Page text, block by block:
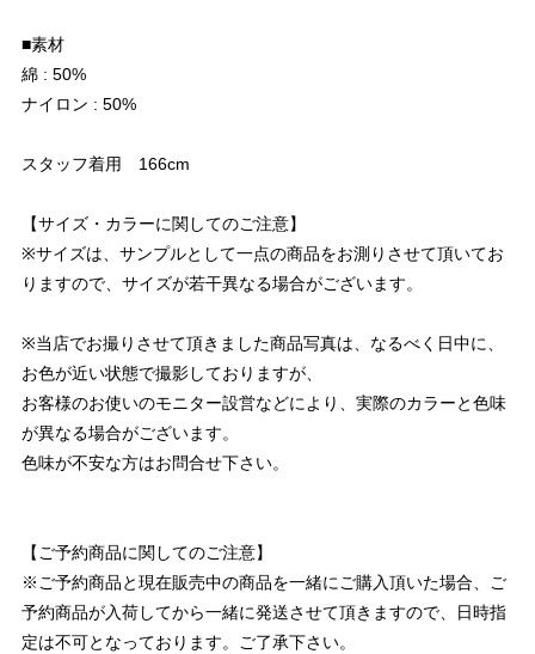
■素材
綿 : 50%
ナイロン : 50%
スタッフ着用 166cm
【サイズ・カラーに関してのご注意】
※サイズは、サンプルとして一点の商品をお測りさせて頂いてお
りますので、サイズが若干異なる場合がございます。
※当店でお撮りさせて頂きました商品写真は、なるべく日中に、
お色が近い状態で撮影しておりますが、
お客様のお使いのモニター設営などにより、実際のカラーと色味
が異なる場合がございます。
色味が不安な方はお問合せ下さい。
【ご予約商品に関してのご注意】
※ご予約商品と現在販売中の商品を一緒にご購入頂いた場合、ご
予約商品が入荷してから一緒に発送させて頂きますので、日時指
定は不可となっております。ご了承下さい。